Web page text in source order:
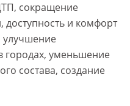
сокращение
доступность и комфорт
улучшение
городах, уменьшение
состава, создание